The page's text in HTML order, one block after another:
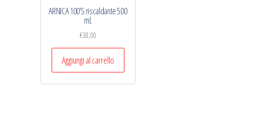
ARNICA 100’S riscaldante 500
ml.
€38,00
Aggiungi al carrello